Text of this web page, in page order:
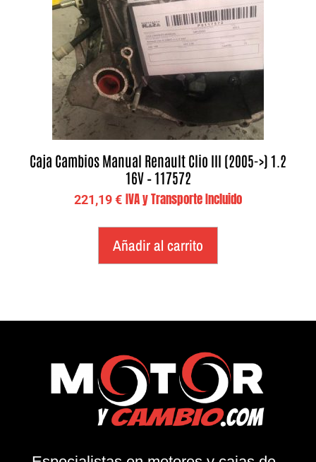
Caja Cambios Manual Renault Clio III (2005->) 1.2
16V – 117572
221,19€ IVA y Transporte Incluido
Añadir al carrito